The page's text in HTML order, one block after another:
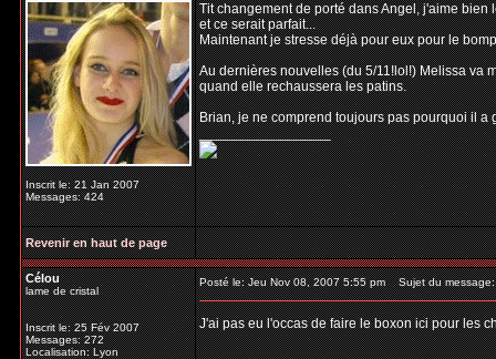
Inscrit le: 21 Jan 2007
Messages: 424
Tit changement de porté dans Angel, j'aime
et ce serait parfait...
Maintenant je stresse déjà pour eux pour le
Au dernières nouvelles (du 5/11!lol!) Melissa va
quand elle rechaussera les patins.
Brian, je ne comprend toujours pas pourquoi il a
_________________
Revenir en haut de page
Célou
lame de cristal
Inscrit le: 25 Fév 2007
Messages: 272
Localisation: Lyon
Posté le: Jeu Nov 08, 2007 5:55 pm Sujet du message:
J'ai pas eu l'occas de faire le boxon ici pour les